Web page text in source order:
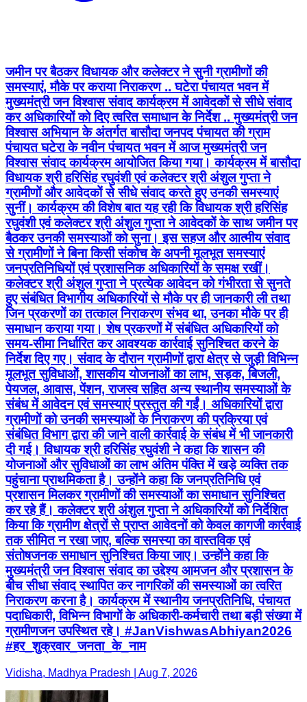
जमीन पर बैठकर विधायक और कलेक्टर ने सुनी ग्रामीणों की
समस्याएं, मौके पर कराया निराकरण .. घटेरा पंचायत भवन में
मुख्यमंत्री जन विश्वास संवाद कार्यक्रम में आवेदकों से सीधे संवाद
कर अधिकारियों को दिए त्वरित समाधान के निर्देश .. मुख्यमंत्री जन
विश्वास अभियान के अंतर्गत बासौदा जनपद पंचायत की ग्राम
पंचायत घटेरा के नवीन पंचायत भवन में आज मुख्यमंत्री जन
विश्वास संवाद कार्यक्रम आयोजित किया गया। कार्यक्रम में बासौदा
विधायक श्री हरिसिंह रघुवंशी एवं कलेक्टर श्री अंशुल गुप्ता ने
ग्रामीणों और आवेदकों से सीधे संवाद करते हुए उनकी समस्याएं
सुनीं। कार्यक्रम की विशेष बात यह रही कि विधायक श्री हरिसिंह
रघुवंशी एवं कलेक्टर श्री अंशुल गुप्ता ने आवेदकों के साथ जमीन पर
बैठकर उनकी समस्याओं को सुना। इस सहज और आत्मीय संवाद
से ग्रामीणों ने बिना किसी संकोच के अपनी मूलभूत समस्याएं
जनप्रतिनिधियों एवं प्रशासनिक अधिकारियों के समक्ष रखीं।
कलेक्टर श्री अंशुल गुप्ता ने प्रत्येक आवेदन को गंभीरता से सुनते
हुए संबंधित विभागीय अधिकारियों से मौके पर ही जानकारी ली तथा
जिन प्रकरणों का तत्काल निराकरण संभव था, उनका मौके पर ही
समाधान कराया गया। शेष प्रकरणों में संबंधित अधिकारियों को
समय-सीमा निर्धारित कर आवश्यक कार्रवाई सुनिश्चित करने के
निर्देश दिए गए। संवाद के दौरान ग्रामीणों द्वारा क्षेत्र से जुड़ी विभिन्न
मूलभूत सुविधाओं, शासकीय योजनाओं का लाभ, सड़क, बिजली,
पेयजल, आवास, पेंशन, राजस्व सहित अन्य स्थानीय समस्याओं के
संबंध में आवेदन एवं समस्याएं प्रस्तुत की गईं। अधिकारियों द्वारा
ग्रामीणों को उनकी समस्याओं के निराकरण की प्रक्रिया एवं
संबंधित विभाग द्वारा की जाने वाली कार्रवाई के संबंध में भी जानकारी
दी गई। विधायक श्री हरिसिंह रघुवंशी ने कहा कि शासन की
योजनाओं और सुविधाओं का लाभ अंतिम पंक्ति में खड़े व्यक्ति तक
पहुंचाना प्राथमिकता है। उन्होंने कहा कि जनप्रतिनिधि एवं
प्रशासन मिलकर ग्रामीणों की समस्याओं का समाधान सुनिश्चित
कर रहे हैं। कलेक्टर श्री अंशुल गुप्ता ने अधिकारियों को निर्देशित
किया कि ग्रामीण क्षेत्रों से प्राप्त आवेदनों को केवल कागजी कार्रवाई
तक सीमित न रखा जाए, बल्कि समस्या का वास्तविक एवं
संतोषजनक समाधान सुनिश्चित किया जाए। उन्होंने कहा कि
मुख्यमंत्री जन विश्वास संवाद का उद्देश्य आमजन और प्रशासन के
बीच सीधा संवाद स्थापित कर नागरिकों की समस्याओं का त्वरित
निराकरण करना है। कार्यक्रम में स्थानीय जनप्रतिनिधि, पंचायत
पदाधिकारी, विभिन्न विभागों के अधिकारी-कर्मचारी तथा बड़ी संख्या में
ग्रामीणजन उपस्थित रहे। #JanVishwasAbhiyan2026
#हर_शुक्रवार_जनता_के_नाम
Vidisha, Madhya Pradesh | Aug 7, 2026